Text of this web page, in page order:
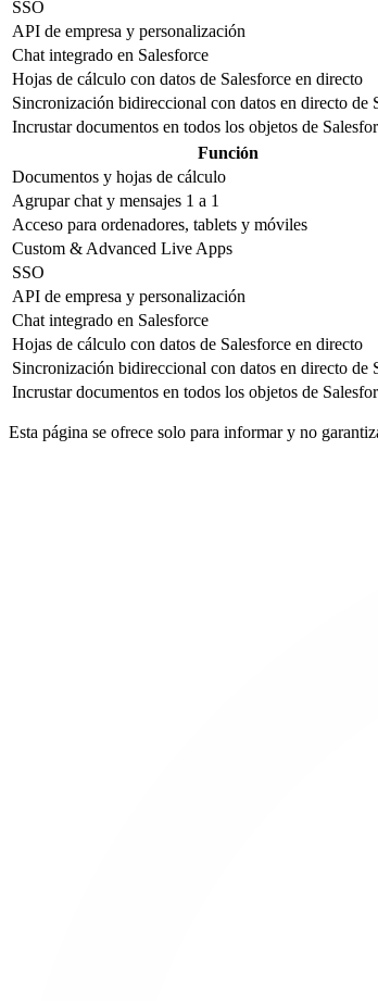
SSO
API de empresa y personalización
Chat integrado en Salesforce
Hojas de cálculo con datos de Salesforce en directo
Sincronización bidireccional con datos en directo de
Incrustar documentos en todos los objetos de
Función
Documentos y hojas de cálculo
Agrupar chat y mensajes 1 a 1
Acceso para ordenadores, tablets y móviles
Custom & Advanced Live Apps
SSO
API de empresa y personalización
Chat integrado en Salesforce
Hojas de cálculo con datos de Salesforce en directo
Sincronización bidireccional con datos en directo de
Incrustar documentos en todos los objetos de
Esta página se ofrece solo para informar y no